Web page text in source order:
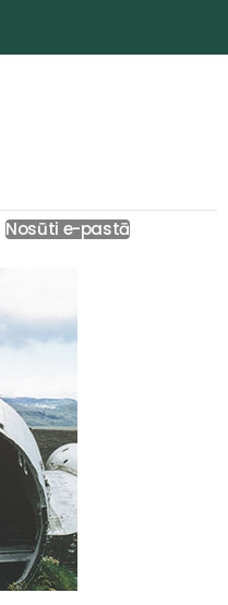
Nosūti e-pastā